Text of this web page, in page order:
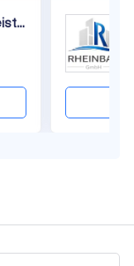
DeLa Abbruch- und Dienstleistungs GmbH